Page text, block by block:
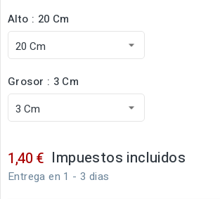
Alto : 20 Cm
Grosor : 3 Cm
1,40 € Impuestos incluidos
Entrega en 1 - 3 dias